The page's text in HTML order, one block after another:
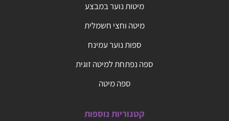
מיטות נוער במבצע
מיטה וחצי חשמלית
ספות נוער עמינח
ספה נפתחת למיטה זוגית
ספה מיטה
קטגוריות נוספות